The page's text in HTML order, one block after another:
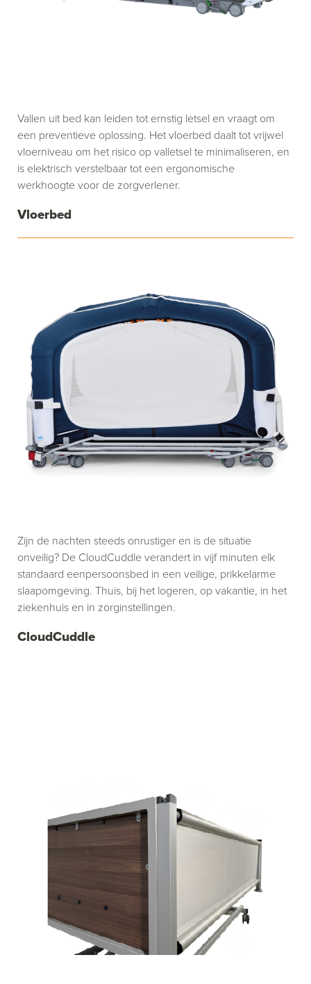
Vloerbed
Vallen uit bed kan leiden tot ernstig letsel en vraagt om
een preventieve oplossing. Het vloerbed daalt tot vrijwel
vloerniveau om het risico op valletsel te minimaliseren, en
is elektrisch verstelbaar tot een ergonomische
werkhoogte voor de zorgverlener.
CloudCuddle
Zijn de nachten steeds onrustiger en is de situatie
onveilig? De CloudCuddle verandert in vijf minuten elk
standaard eenpersoonsbed in een veilige, prikkelarme
slaapomgeving. Thuis, bij het logeren, op vakantie, in het
ziekenhuis en in zorginstellingen.